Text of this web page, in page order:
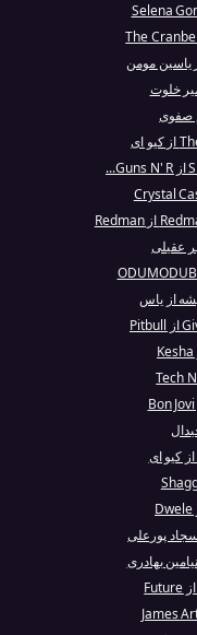
یاسین مومن
خلوت
صفوی
عقیلی
از یاس
سجاد پورعلی
بهادری